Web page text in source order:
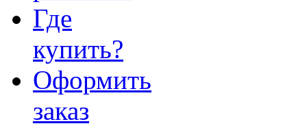
Где
купить?
Оформить
заказ